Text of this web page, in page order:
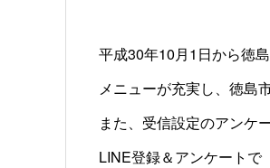
平成30年10月1日から徳
メニューが充実し、徳島
また、受信設定のアンケ
LINE登録＆アンケートで